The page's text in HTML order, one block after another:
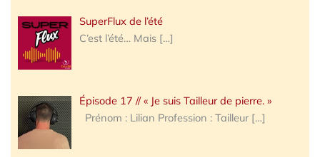
SuperFlux de l’été
C’est l’été… Mais […]
Épisode 17 // « Je suis Tailleur de pierre. »
Prénom : Lilian Profession : Tailleur […]